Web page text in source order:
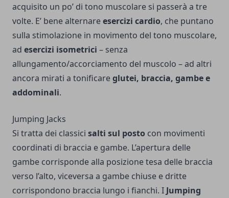
acquisito un po’ di tono muscolare si passerà a tre
volte. E’ bene alternareesercizi cardio, che puntano
sulla stimolazione in movimento del tono muscolare,
ad esercizi isometrici – senza
allungamento/accorciamento del muscolo – ad altri
ancora mirati a tonificareglutei, braccia, gambe e
addominali.
Jumping Jacks
Si tratta dei classici salti sul posto con movimenti
coordinati di braccia e gambe. L’apertura delle
gambe corrisponde alla posizione tesa delle braccia
verso l’alto, viceversa a gambe chiuse e dritte
corrispondono braccia lungo i fianchi. I Jumping